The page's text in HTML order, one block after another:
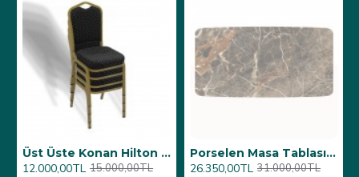
Üst Üste Konan Hilton Konferans Sandalye - (4 Adet)
12.000,00TL 15.000,00TL
Porselen Masa Tablası 80X160
26.350,00TL 31.000,00TL